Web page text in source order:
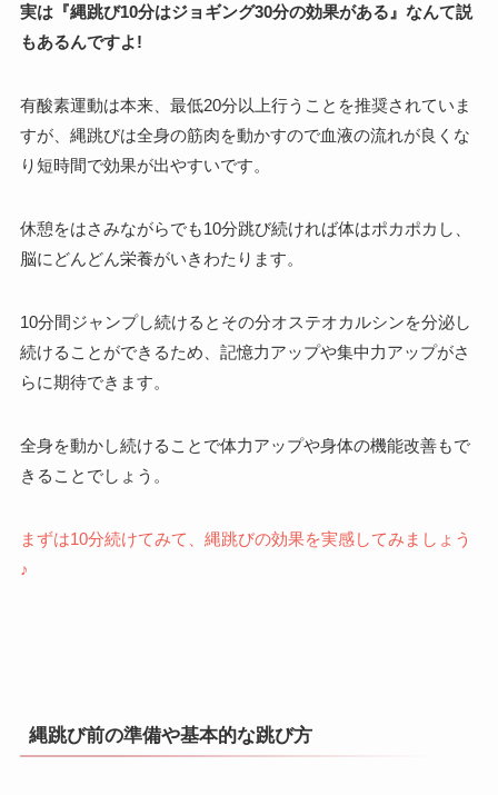
実は『縄跳び10分はジョギング30分の効果がある』なんて説
もあるんですよ!
有酸素運動は本来、最低20分以上行うことを推奨されていま
すが、縄跳びは全身の筋肉を動かすので血液の流れが良くな
り短時間で効果が出やすいです。
休憩をはさみながらでも10分跳び続ければ体はポカポカし、
脳にどんどん栄養がいきわたります。
10分間ジャンプし続けるとその分オステオカルシンを分泌し
続けることができるため、記憶力アップや集中力アップがさ
らに期待できます。
全身を動かし続けることで体力アップや身体の機能改善もで
きることでしょう。
まずは10分続けてみて、縄跳びの効果を実感してみましょう
♪
縄跳び前の準備や基本的な跳び方